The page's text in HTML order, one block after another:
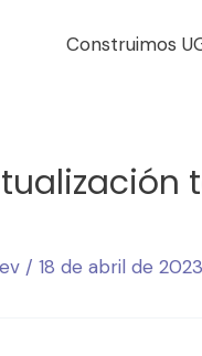
Construimos
/ 18 de abril de 2023